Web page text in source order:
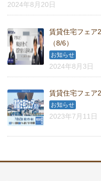
2024年8月20日
賃貸住宅フェ
（8/6）
お知らせ
2024年8月3日
賃貸住宅フェア
お知らせ
2023年7月11日